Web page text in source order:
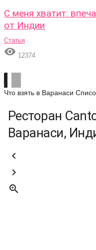
С меня хватит:
от Индии
Статья
 12374
Что взять в Варанаси
Ресторан
Варанаси,


